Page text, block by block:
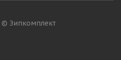
© Зипкомплект